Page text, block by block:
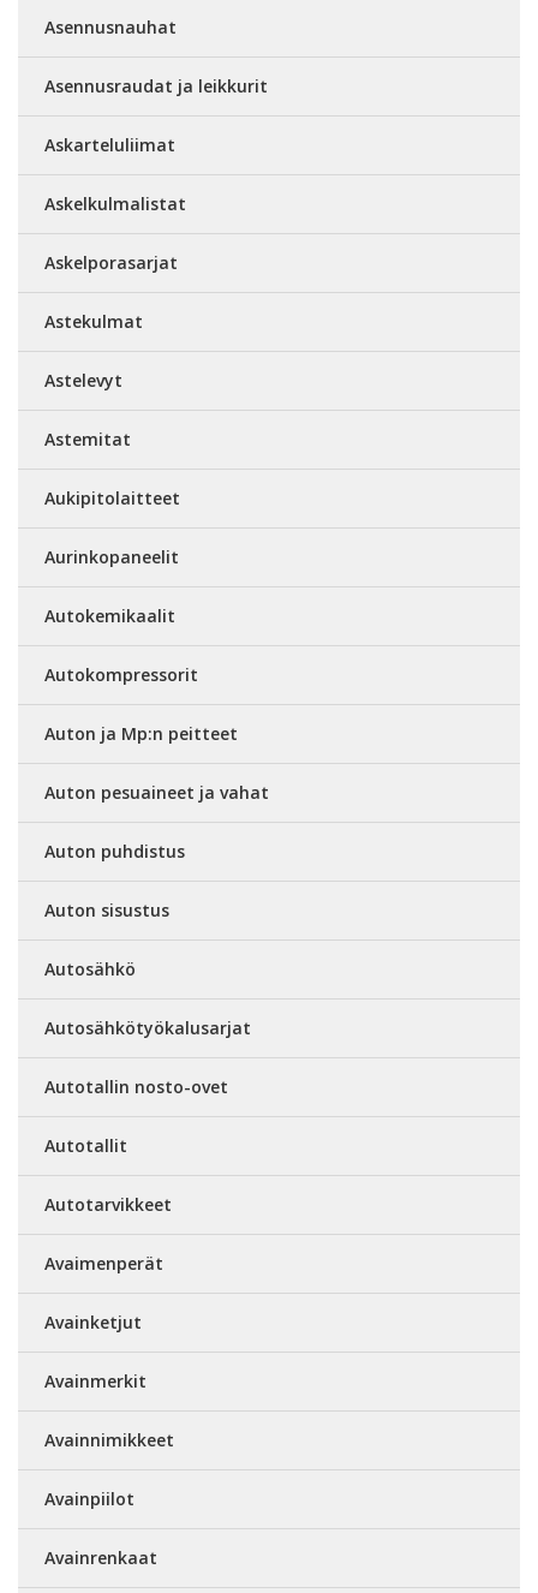
Asennusnauhat
Asennusraudat ja leikkurit
Askarteluliimat
Askelkulmalistat
Askelporasarjat
Astekulmat
Astelevyt
Astemitat
Aukipitolaitteet
Aurinkopaneelit
Autokemikaalit
Autokompressorit
Auton ja Mp:n peitteet
Auton pesuaineet ja vahat
Auton puhdistus
Auton sisustus
Autosähkö
Autosähkötyökalusarjat
Autotallin nosto-ovet
Autotallit
Autotarvikkeet
Avaimenperät
Avainketjut
Avainmerkit
Avainnimikkeet
Avainpiilot
Avainrenkaat